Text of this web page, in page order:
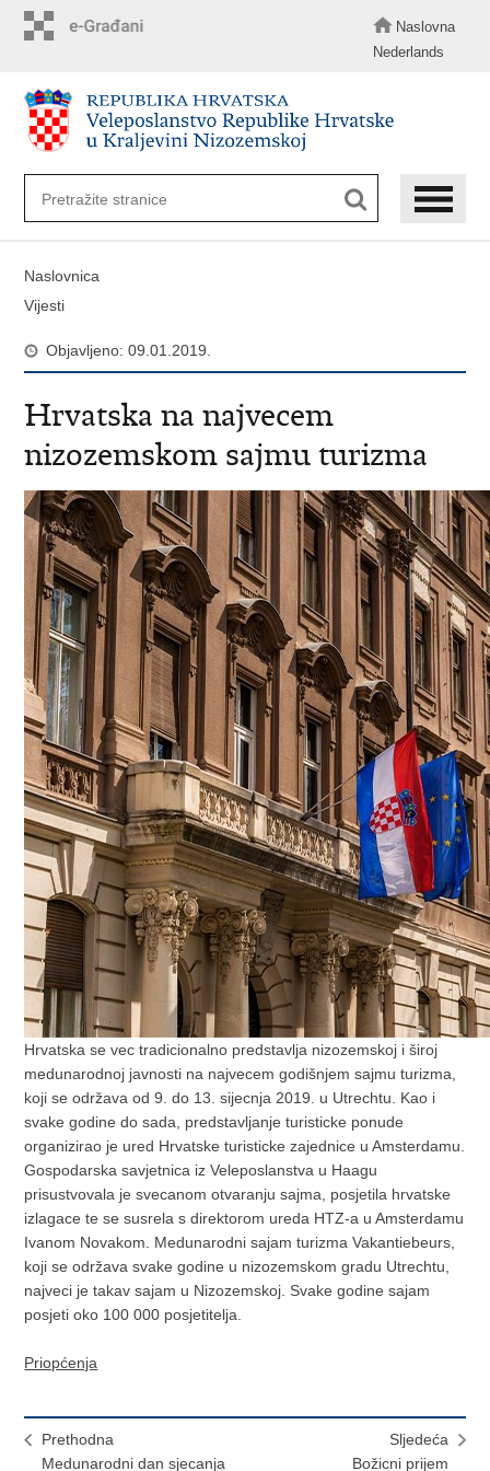
Naslovna
Nederlands
Naslovnica
Vijesti
Objavljeno: 09.01.2019.
Hrvatska na najvecem
nizozemskom sajmu turizma
Hrvatska se vec tradicionalno predstavlja nizozemskoj i široj
medunarodnoj javnosti na najvecem godišnjem sajmu turizma,
koji se održava od 9. do 13. sijecnja 2019. u Utrechtu. Kao i
svake godine do sada, predstavljanje turisticke ponude
organizirao je ured Hrvatske turisticke zajednice u Amsterdamu.
Gospodarska savjetnica iz Veleposlanstva u Haagu
prisustvovala je svecanom otvaranju sajma, posjetila hrvatske
izlagace te se susrela s direktorom ureda HTZ-a u Amsterdamu
Ivanom Novakom. Medunarodni sajam turizma Vakantiebeurs,
koji se održava svake godine u nizozemskom gradu Utrechtu,
najveci je takav sajam u Nizozemskoj. Svake godine sajam
posjeti oko 100 000 posjetitelja.
Priopćenja
Prethodna
Medunarodni dan sjecanja
Sljedeća
Božicni prijem